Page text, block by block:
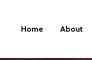
Home About